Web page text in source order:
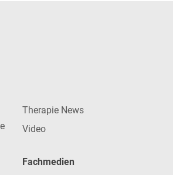
Therapie News
Video
Fachmedien